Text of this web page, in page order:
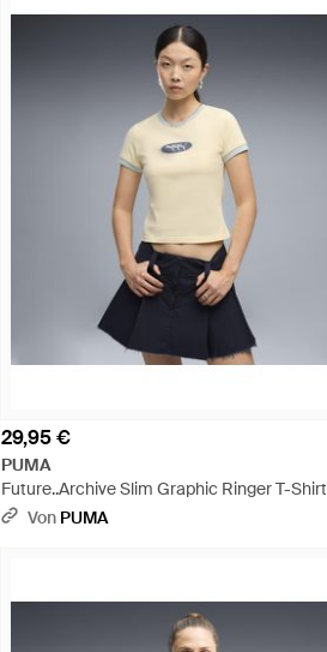
29,95 €
PUMA
Future..Archive Slim Graphic Ringer T-Shirt
Damen, Kleidung - Blau
Von PUMA